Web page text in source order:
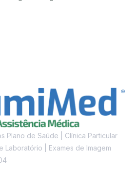
Plano de Saúde | Clínica Particular
Laboratório | Exames de Imagem